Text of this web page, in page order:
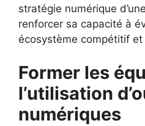
stratégie numérique
renforcer sa capacité à
écosystème compétitif et
Former les
l’utilisation
numériques